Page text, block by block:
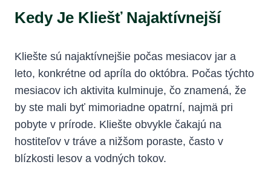
Kedy Je Kliešť Najaktívnejší
Kliešte sú najaktívnejšie počas⁣ mesiacov jar a
leto, konkrétne od apríla‍ do ⁢októbra. Počas týchto
mesiacov ich aktivita kulminuje, čo znamená, že
by ste mali byť ‍mimoriadne opatrní, ‌najmä pri
pobyte ​v ⁣prírode. Kliešte obvykle ​čakajú na
hostiteľov v⁣ tráve a nižšom poraste, často v
⁣blízkosti lesov a vodných tokov.